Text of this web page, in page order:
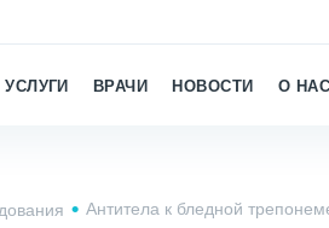
УСЛУГИ ВРАЧИ НОВОСТИ О НАС
Антитела к бледной